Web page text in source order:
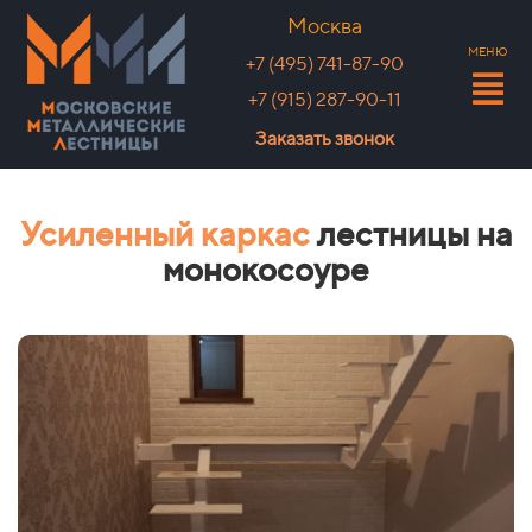
Москва
+7 (495) 741-87-90
+7 (915) 287-90-11
Заказать звонок
МЕНЮ
Усиленный каркаслестницы на
монокосоуре